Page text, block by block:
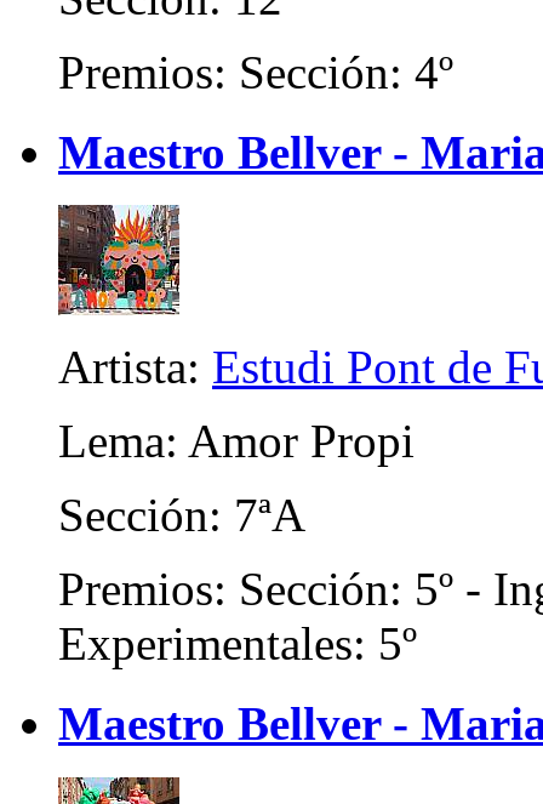
Premios: Sección: 4º
Maestro Bellver -
Artista: Estudi Pont de
Lema: Amor Propi
Sección: 7ªA
Premios: Sección: 5º -
Experimentales: 5º
Maestro Bellver -